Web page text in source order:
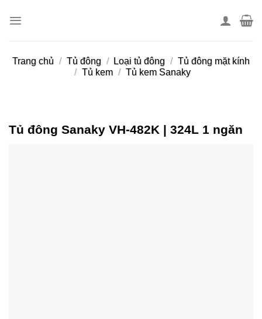
Trang chủ / Tủ đông / Loại tủ đông / Tủ đông mặt kính
/ Tủ kem / Tủ kem Sanaky
Tủ đông Sanaky VH-482K | 324L 1 ngăn